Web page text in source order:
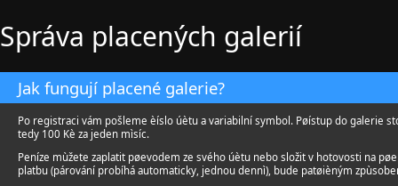
Správa placených galerií
Jak fungují placené galerie?
Po registraci vám pošleme èíslo úètu a variabilní symbol. Pøístup do galerie
tedy 100 Kè za jeden mìsíc.
Peníze mùžete zaplatit pøevodem ze svého úètu nebo složit v hotovosti na
platbu (párování probíhá automaticky, jednou dennì), bude patøièným